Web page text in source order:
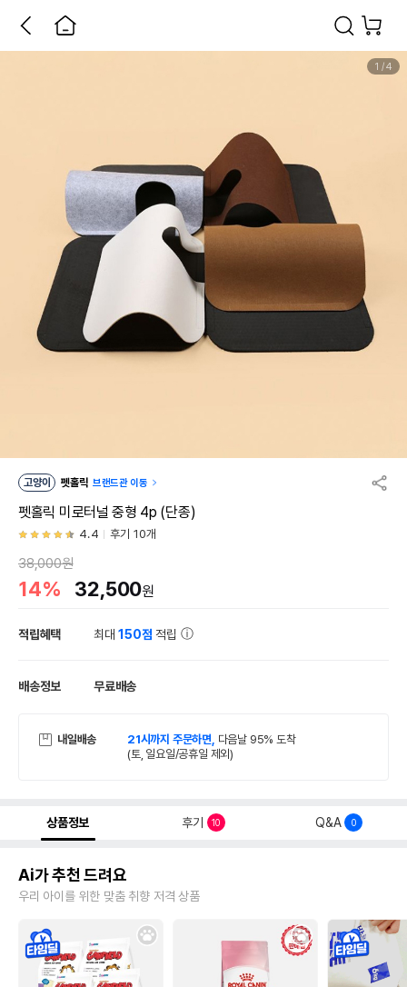
1 /4
고양이 펫홀릭 브랜드관 이동
펫홀릭 미로터널 중형 4p (단종)
4.4 후기 10개
38,000원
14% 32,500원
적립혜택 최대150점 적립
배송정보 무료배송
내일배송 21시까지 주문하면, 다음날 95% 도착
(토, 일요일/공휴일 제외)
상품정보 후기 10 Q&A 0
Ai가 추천 드려요
우리 아이를 위한 맞춤 취향 저격 상품